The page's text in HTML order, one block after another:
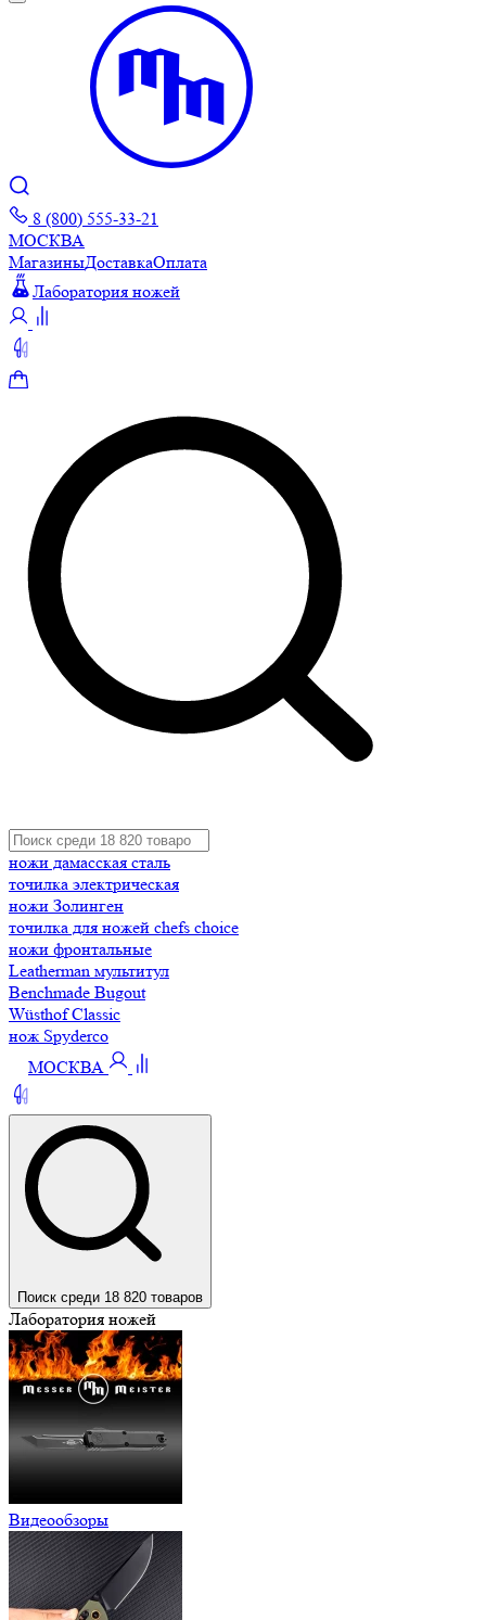
8 (800) 555-33-21
МОСКВА
МагазиныДоставкаОплата
Лаборатория ножей
ножи дамасская сталь
точилка электрическая
ножи Золинген
точилка для ножей chefs choice
ножи фронтальные
Leatherman мультитул
Benchmade Bugout
Wüsthof Classic
нож Spyderco
МОСКВА
Поиск среди 18 820 товаров
Лаборатория ножей
Видеообзоры